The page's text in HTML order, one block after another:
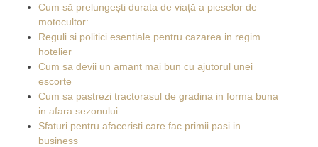
Cum să prelungești durata de viață a pieselor de
motocultor:
Reguli si politici esentiale pentru cazarea in regim
hotelier
Cum sa devii un amant mai bun cu ajutorul unei
escorte
Cum sa pastrezi tractorasul de gradina in forma buna
in afara sezonului
Sfaturi pentru afaceristi care fac primii pasi in
business